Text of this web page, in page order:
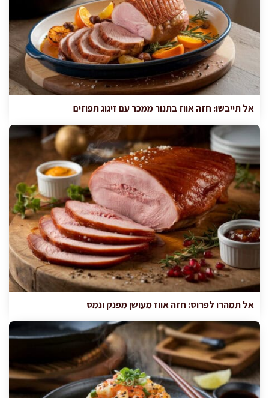
אל תייבשו: חזה אווז בתנור ממכר עם זיגוג תפוזים
אל תמהרו לפרוס: חזה אווז מעושן מפנק ונמס